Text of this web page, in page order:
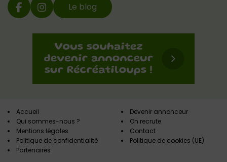
Le blog
Accueil
Qui sommes-nous ?
Mentions légales
Politique de confidentialité
Partenaires
Devenir annonceur
On recrute
Contact
Politique de cookies (UE)